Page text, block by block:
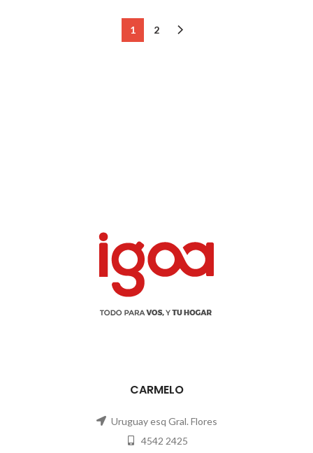
1 2
CARMELO
Uruguay esq Gral. Flores
4542 2425